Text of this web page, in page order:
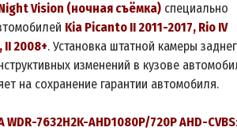
Vision (ночная съёмка) специально
Kia Picanto II 2011-2017, Rio IV
II 2008+. Установка штатной камеры
изменений в кузове
на сохранение гарантии автомобиля.
WDR-7632H2K-AHD1080P/720P AHD-CVBS: